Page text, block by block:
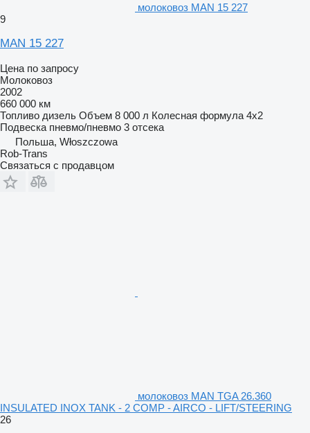
молоковоз MAN 15 227
9
MAN 15 227
Цена по запросу
Молоковоз
2002
660 000 км
Топливо дизель Объем 8 000 л Колесная формула 4x2
Подвеска пневмо/пневмо 3 отсека
Польша, Włoszczowa
Rob-Trans
Связаться с продавцом
молоковоз MAN TGA 26.360
INSULATED INOX TANK - 2 COMP - AIRCO - LIFT/STEERING
26